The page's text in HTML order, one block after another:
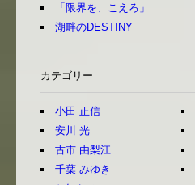
「限界を、こえろ」
湖畔のDESTINY
カテゴリー
小田 正信
安川 光
古市 由梨江
千葉 みゆき